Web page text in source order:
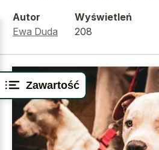
Zawartość
Autor
Ewa Duda
Wyświetleń
208